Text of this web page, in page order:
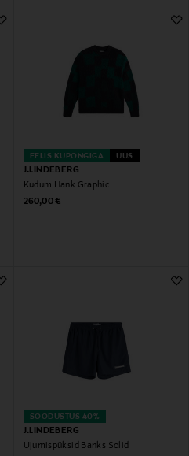
EELIS KUPONGIGA UUS
J.LINDEBERG
Kudum Hank Graphic
Original Price
260,00 €
SOODUSTUS 40%
J.LINDEBERG
Ujumispüksid Banks Solid